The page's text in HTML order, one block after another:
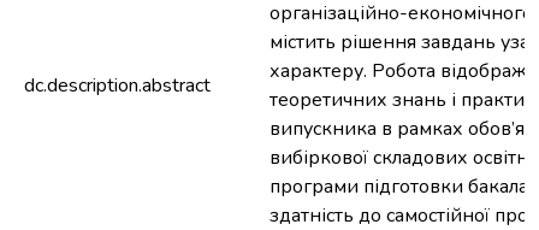
dc.description.abstract
організаційно-
містить рішення завдань
характеру. Робота
теоретичних знань і
випускника в рамках
вибіркової складових
програми підготовки
здатність до самостійної